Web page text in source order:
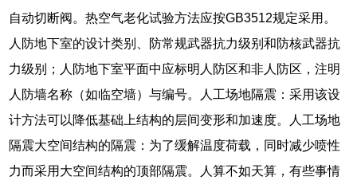
自动切断阀。热空气老化试验方法应按GB3512规定采用。
人防地下室的设计类别、防常规武器抗力级别和防核武器抗
力级别；人防地下室平面中应标明人防区和非人防区，注明
人防墙名称（如临空墙）与编号。人工场地隔震：采用该设
计方法可以降低基础上结构的层间变形和加速度。人工场地
隔震大空间结构的隔震：为了缓解温度荷载，同时减少喷性
力而采用大空间结构的顶部隔震。人算不如天算，有些事情